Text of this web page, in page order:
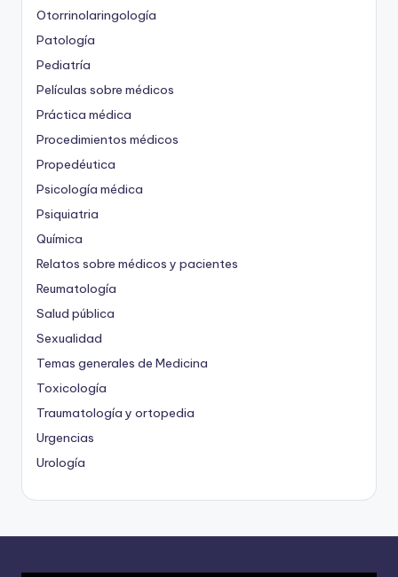
Otorrinolaringología
Patología
Pediatría
Películas sobre médicos
Práctica médica
Procedimientos médicos
Propedéutica
Psicología médica
Psiquiatria
Química
Relatos sobre médicos y pacientes
Reumatología
Salud pública
Sexualidad
Temas generales de Medicina
Toxicología
Traumatología y ortopedia
Urgencias
Urología